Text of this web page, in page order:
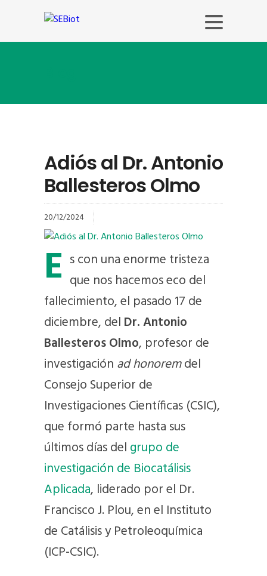
Adiós al Dr. Antonio
Ballesteros Olmo
20/12/2024
E s con una enorme tristeza
que nos hacemos eco del
fallecimiento, el pasado 17 de
diciembre, del Dr. Antonio
Ballesteros Olmo, profesor de
investigación ad honoremdel
Consejo Superior de
Investigaciones Científicas (CSIC),
que formó parte hasta sus
últimos días del grupo de
investigación de Biocatálisis
Aplicada, liderado por el Dr.
Francisco J. Plou, en el Instituto
de Catálisis y Petroleoquímica
(ICP-CSIC).